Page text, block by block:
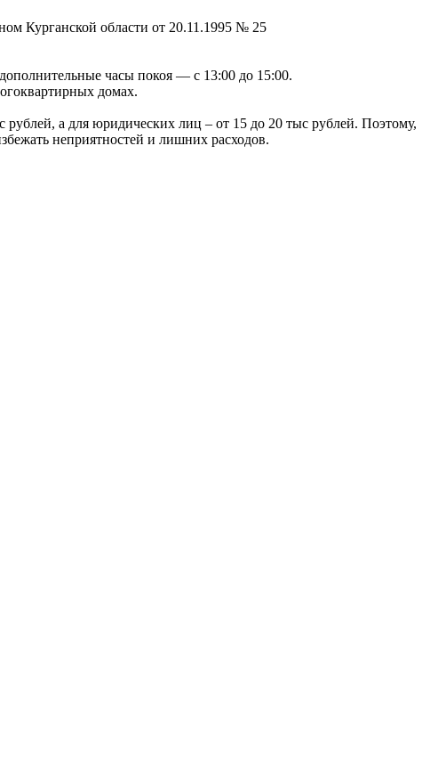
Курганской области от 20.11.1995 № 25
часы покоя — с 13:00 до 15:00.
домах.
а для юридических лиц – от 15 до 20 тыс рублей. Поэтому,
неприятностей и лишних расходов.